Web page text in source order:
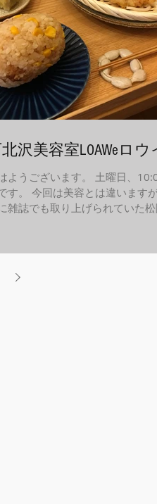
沢美容室LOAWeロウ
ようございます。 土曜日、
す。 今回は美容とは違いますが
雑誌でも取り上げられていた松
料理も優しい、素敵なお店で